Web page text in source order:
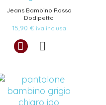
Jeans Bambino Rosso
Dodipetto
15,90 € iva inclusa